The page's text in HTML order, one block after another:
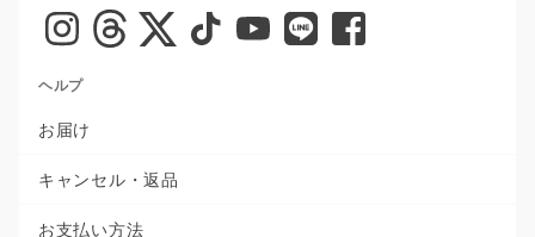
ヘルプ
お届け
キャンセル・返品
お支払い方法